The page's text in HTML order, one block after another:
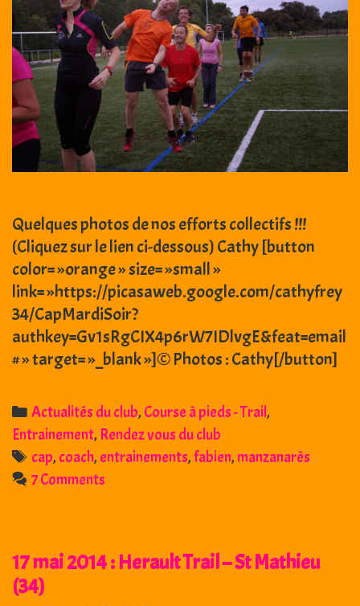
Quelques photos de nos efforts collectifs !!!
(Cliquez sur le lien ci-dessous) Cathy [button
color= »orange » size= »small »
link= »https://picasaweb.google.com/cathyfrey
34/CapMardiSoir?
authkey=Gv1sRgCIX4p6rW7IDlvgE&feat=email
# » target= »_blank »]© Photos : Cathy[/button]
Categories
Actualités du club, Course à pieds - Trail,
Entrainement, Rendez vous du club
Tags
cap, coach, entrainements,fabien,manzanarès
7 Comments
17 mai 2014 : Herault Trail – St Mathieu
(34)